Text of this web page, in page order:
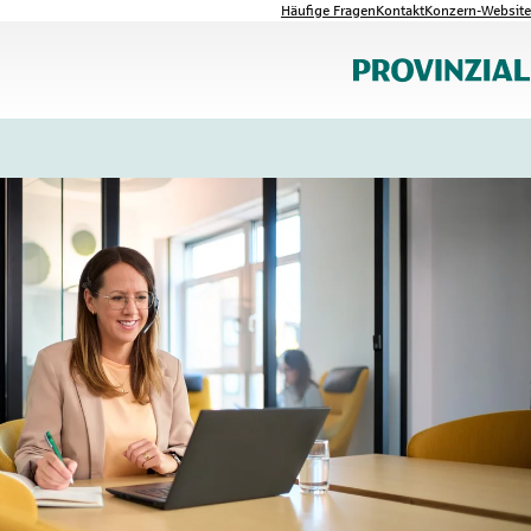
Häufige FragenKontaktKonzern-Website